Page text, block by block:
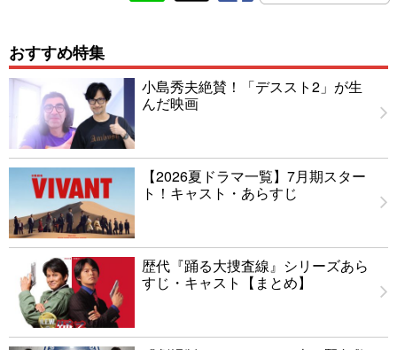
おすすめ特集
小島秀夫絶賛！「デススト2」が生
んだ映画
【2026夏ドラマ一覧】7月期スター
ト！キャスト・あらすじ
歴代『踊る大捜査線』シリーズあら
すじ・キャスト【まとめ】